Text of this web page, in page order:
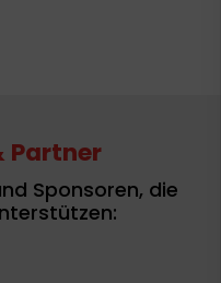
Partner
Sponsoren, die